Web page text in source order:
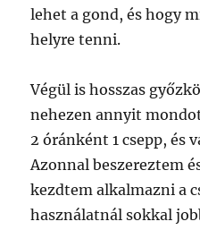
lehet a gond, és hogy
helyre tenni.
Végül is hosszas
nehezen annyit
2 óránként 1 csepp, és
Azonnal beszereztem
kezdtem alkalmazni a
használatnál sokkal